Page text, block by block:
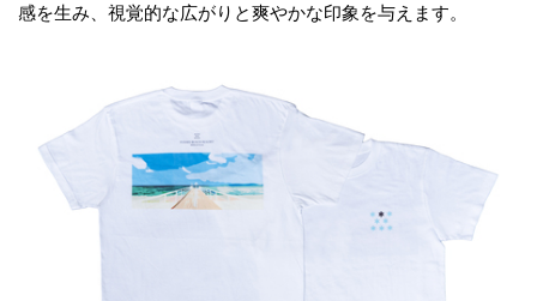
感を生み、視覚的な広がりと爽やかな印象を与えます。